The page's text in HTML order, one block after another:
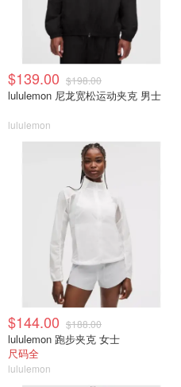
$139.00 $198.00
lululemon 尼龙宽松运动夹克 男士
lululemon
$144.00 $188.00
lululemon 跑步夹克 女士
尺码全
lululemon